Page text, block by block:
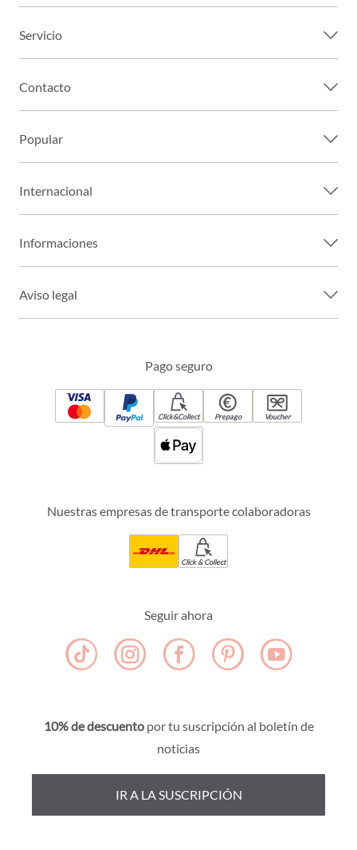
Servicio
Contacto
Popular
Internacional
Informaciones
Aviso legal
Pago seguro
Click&Collect Prepago Voucher
Nuestras empresas de transporte colaboradoras
Click & Collect
Seguir ahora
10% de descuentopor tu suscripción al boletín de
noticias
IR A LA SUSCRIPCIÓN